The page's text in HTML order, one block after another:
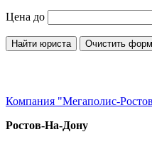
Цена до
Компания "Мегаполис-
Ростов-На-Дону